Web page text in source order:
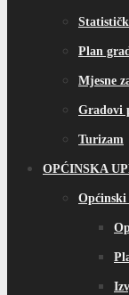
Plan
Mjesne
Gradovi
Turizam
OPĆINSKA